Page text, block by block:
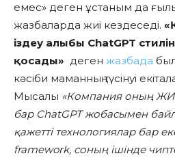
емес» деген ұстаным да
жазбаларда жиі кездеседі.
іздеу алыбы ChatGPT
қосады» деген жазбада
кәсіби маманның түсінуі
Мысалы «Компания оның
бар ChatGPT жобасымен
қажетті технологиялар бар
framework, соның ішінде